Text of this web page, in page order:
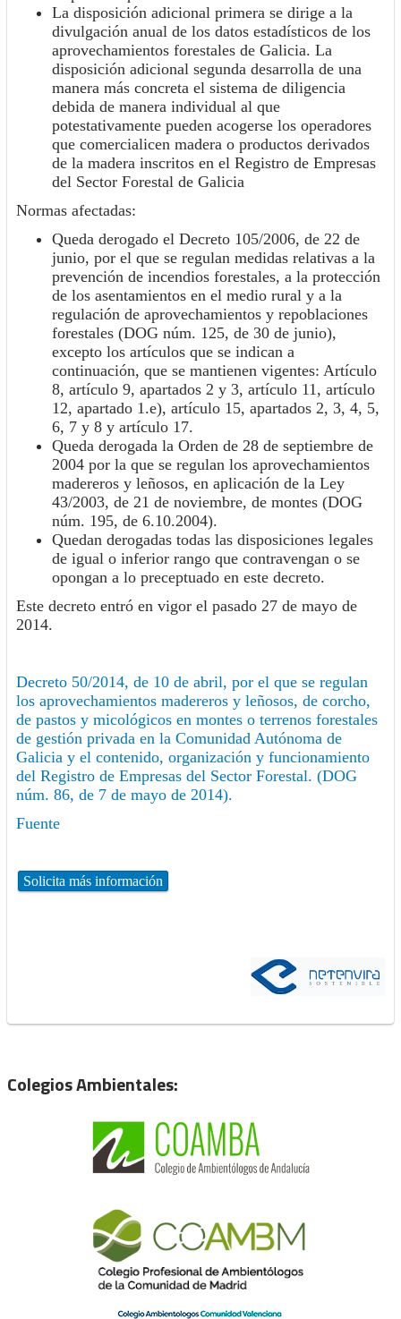
La disposición adicional primera se dirige a la
divulgación anual de los datos estadísti­cos de los
aprovechamientos forestales de Galicia. La
disposición adicional segunda desarrolla de una
manera más concreta el sistema de diligencia
debida de manera individual al que
potestativamente pueden acogerse los ope­radores
que comercialicen madera o productos derivados
de la madera inscritos en el Re­gistro de Empresas
del Sector Forestal de Galicia
Normas afectadas:
Queda derogado el Decreto 105/2006, de 22 de
junio, por el que se regulan medidas relativas a la
prevención de incendios forestales, a la protección
de los asentamientos en el medio rural y a la
regulación de aprovechamientos y repoblaciones
forestales (DOG núm. 125, de 30 de junio),
excepto los artículos que se indican a
continuación, que se mantienen vigentes: Artículo
8, artículo 9, apartados 2 y 3, artículo 11, artículo
12, apartado 1.e), artículo 15, apartados 2, 3, 4, 5,
6, 7 y 8 y artículo 17.
Queda derogada la Orden de 28 de septiembre de
2004 por la que se regulan los aprovechamientos
madereros y leñosos, en aplicación de la Ley
43/2003, de 21 de noviem­bre, de montes (DOG
núm. 195, de 6.10.2004).
Quedan derogadas todas las disposiciones legales
de igual o inferior rango que con­travengan o se
opongan a lo preceptuado en este decreto.
Este decreto entró en vigor el pasado 27 de mayo de
2014.
Decreto 50/2014, de 10 de abril, por el que se regulan
los aprovechamientos madereros y leñosos, de corcho,
de pastos y micológicos en montes o terrenos forestales
de gestión privada en la Comunidad Autónoma de
Galicia y el contenido, organización y funcionamiento
del Registro de Empresas del Sector Forestal. (DOG
núm. 86, de 7 de mayo de 2014).
Fuente
Solicita más información
Colegios Ambientales: